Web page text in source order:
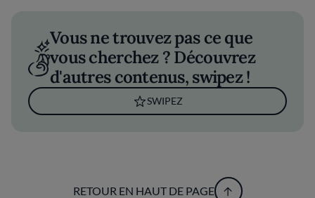
Vous ne trouvez pas ce que
vous cherchez ? Découvrez
d'autres contenus, swipez !
SWIPEZ
RETOUR EN HAUT DE PAGE